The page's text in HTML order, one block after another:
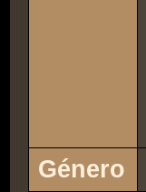
Género